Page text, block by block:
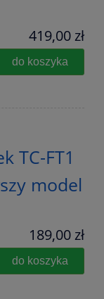
419,00 zł
do koszyka
TC-FT1
model
189,00 zł
do koszyka